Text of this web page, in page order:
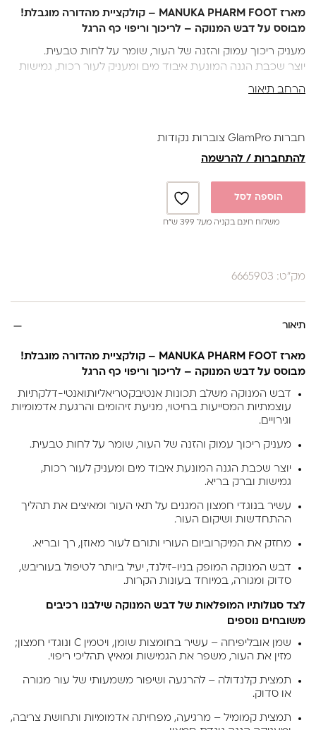
מארז קולקציית מהדורה מוגבלת!
מבוסס על דבש המנוקה – לריכוך וריפוי כף הרגל
מעניק ריכוך עמוק והזנה של העור, שומר על לחות טבעית.
יוצר שכבת הגנה המונעת איבוד מים ומעניק לעור רכות, גמישות
קרם פילינג ממריץ לחידוש עור יבש,
מועשר בדבש מנוקה ובאבקת אבן געשית טבעית (הסרת תאים
מתים) – 200 גרם .
מנוקה וג’לי מלכות – 15 מ"ל .
RICH BALM –
משחה משקמת ומרגיעה לעור יבש, מועשרת
הרחב תיאור
חברות GlamPro צוברות נקודות
להתחברות / להרשמה
הוספה לסל
משלוח חינם בקניה מעל 399 ש”ח
מק"ט: 6665903
תיאור
מארז קולקציית מהדורה מוגבלת!
מבוסס על דבש המנוקה – לריכוך וריפוי כף הרגל
דבש המנוקה משלב תכונות אנטיבקטריאליותואנטי-דלקתיות
עוצמתיות המסייעות בחיטוי, מניעת זיהומים והרגעת אדמומיות
וגירויים.
מעניק ריכוך עמוק והזנה של העור, שומר על לחות טבעית.
יוצר שכבת הגנה המונעת איבוד מים ומעניק לעור רכות,
גמישות וברק בריא.
עשיר בנוגדי חמצון המגנים על תאי העור ומאיצים את תהליך
ההתחדשות ושיקום העור.
מחזק את המיקרוביום העורי ותורם לעור מאוזן, רך ובריא.
דבש המנוקה המופק בניו-זילנד, יעיל ביותר לטיפול בעוריבש,
סדוק ומגורה, במיוחד בעונות הקרות.
לצד סגולותיו המופלאות של דבש המנוקה שילבנו רכיבים
משובחים נוספים
שמן אובליפיחה – עשיר בחומצות שומן, ויטמין C ונוגדי חמצון;
מזין את העור, משפר את הגמישות ומאיץ תהליכי ריפוי.
תמצית קלנדולה – להרגעה ושיפור משמעותי של עור מגורה
או סדוק.
תמצית קמומיל – מרגיעה, מפחיתה אדמומיות ותחושת צריבה,